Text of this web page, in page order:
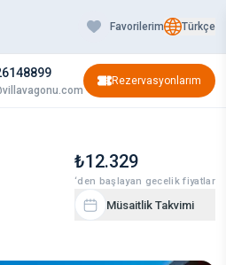
Favorilerim Türkçe
Rezervasyonlarım
₺12.329
‘den başlayan gecelik fiyatlar
Müsaitlik Takvimi